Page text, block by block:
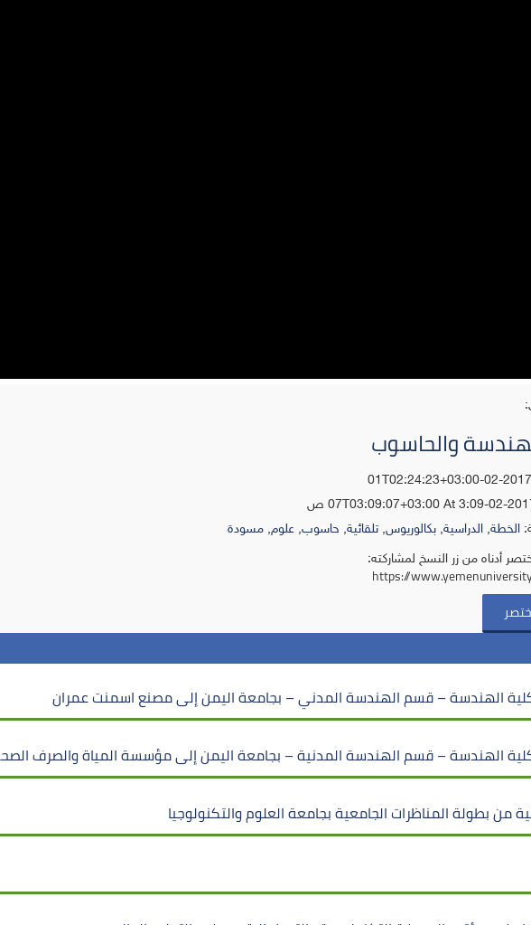
والحاسوب
2017-02-
At 3:09 ص
الخطة,الدراسية,بكالوريوس,تلقائية, حاسوب,علوم,مسودة
أدناه من زر النسخ لمشاركته:
https://
كلية الهندسة – قسم الهندسة المدني – بجامعة اليمن إلى مصنع اسمنت عمران
كلية الهندسة – قسم الهندسة المدنية – بجامعة اليمن إلى مؤسسة المياة والصرف
من بطولة المناظرات الجامعية بجامعة العلوم والتكنولوجيا